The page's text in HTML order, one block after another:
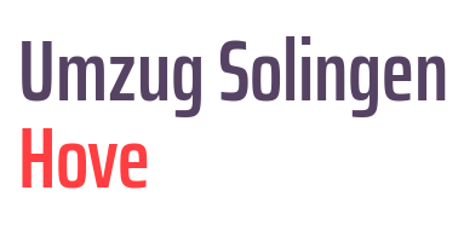
Umzug Solingen
Hove